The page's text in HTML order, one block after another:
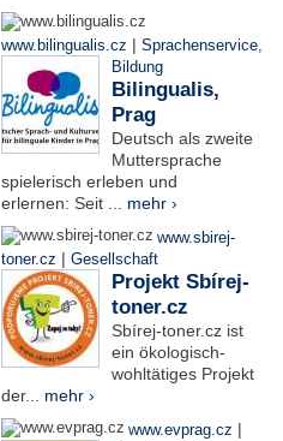
www.bilingualis.cz | Sprachenservice,
Bildung
Bilingualis,
Prag
Deutsch als zweite
Muttersprache
spielerisch erleben und
erlernen: Seit ... mehr ›
www.sbirej-
toner.cz | Gesellschaft
Projekt Sbírej-
toner.cz
Sbírej-toner.cz ist
ein ökologisch-
wohltätiges Projekt
der... mehr ›
www.evprag.cz |